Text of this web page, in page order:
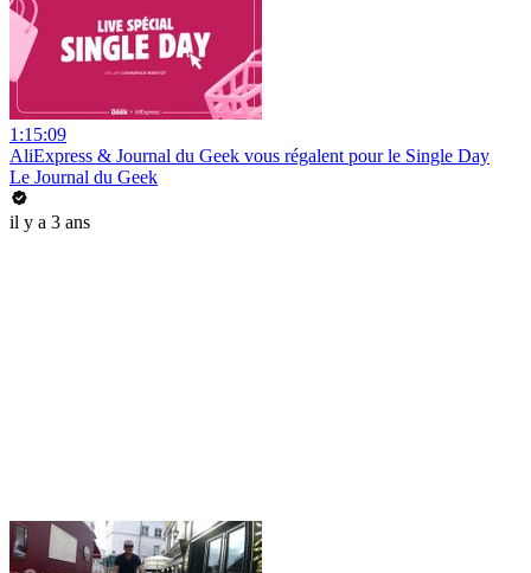
1:15:09
AliExpress & Journal du Geek vous régalent pour le Single Day
Le Journal du Geek
il y a 3 ans